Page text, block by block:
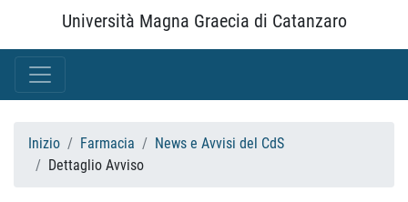
Università Magna Graecia di Catanzaro
Inizio Farmacia
News e Avvisi del CdS
Dettaglio Avviso